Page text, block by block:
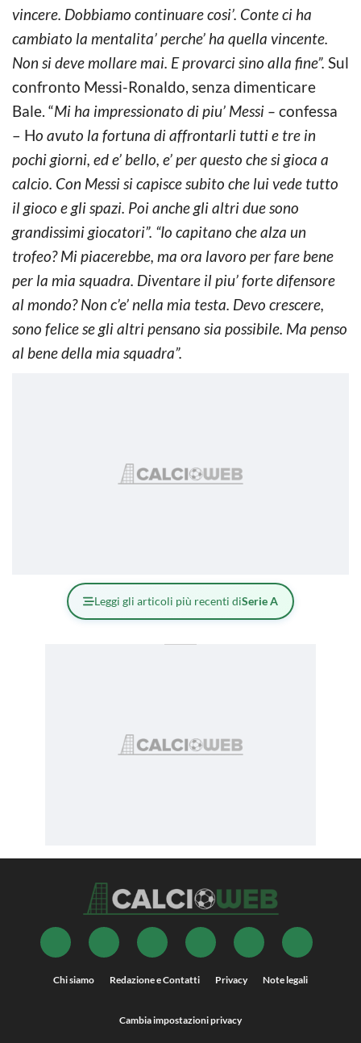
vincere. Dobbiamo continuare cosi’. Conte ci ha
cambiato la mentalita’ perche’ ha quella vincente.
Non si deve mollare mai. E provarci sino alla fine”. Sul
confronto Messi-Ronaldo, senza dimenticare
Bale. “Mi ha impressionato di piu’ Messi – confessa
– Ho avuto la fortuna di affrontarli tutti e tre in
pochi giorni, ed e’ bello, e’ per questo che si gioca a
calcio. Con Messi si capisce subito che lui vede tutto
il gioco e gli spazi. Poi anche gli altri due sono
grandissimi giocatori”. “Io capitano che alza un
trofeo? Mi piacerebbe, ma ora lavoro per fare bene
per la mia squadra. Diventare il piu’ forte difensore
al mondo? Non c’e’ nella mia testa. Devo crescere,
sono felice se gli altri pensano sia possibile. Ma penso
al bene della mia squadra”.
Leggi gli articoli più recenti diSerie A
Chi siamo Redazione e Contatti Privacy Note legali
Cambia impostazioni privacy